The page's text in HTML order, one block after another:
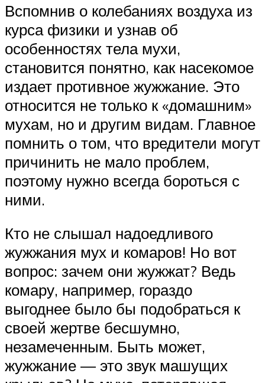
Вспомнив о колебаниях воздуха из
курса физики и узнав об
особенностях тела мухи,
становится понятно, как насекомое
издает противное жужжание. Это
относится не только к «домашним»
мухам, но и другим видам. Главное
помнить о том, что вредители могут
причинить не мало проблем,
поэтому нужно всегда бороться с
ними.
Кто не слышал надоедливого
жужжания мух и комаров! Но вот
вопрос: зачем они жужжат? Ведь
комару, например, гораздо
выгоднее было бы подобраться к
своей жертве бесшумно,
незамеченным. Быть может,
жужжание — это звук машущих